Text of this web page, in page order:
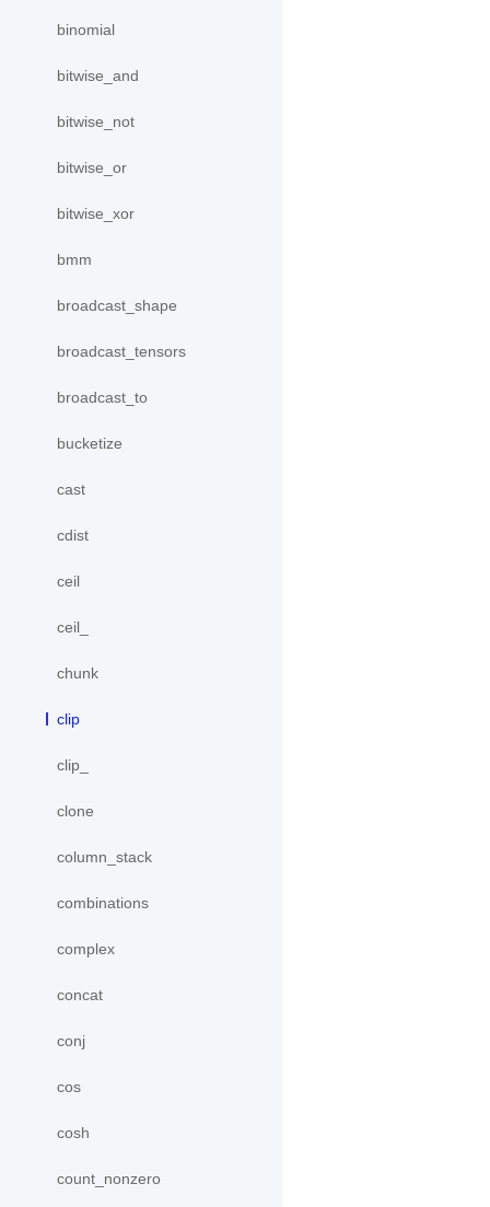
binomial
bitwise_and
bitwise_not
bitwise_or
bitwise_xor
bmm
broadcast_shape
broadcast_tensors
broadcast_to
bucketize
cast
cdist
ceil
ceil_
chunk
clip
clip_
clone
column_stack
combinations
complex
concat
conj
cos
cosh
count_nonzero